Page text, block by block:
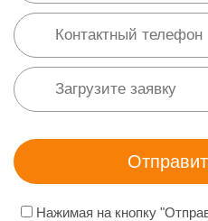
Нажимая на кнопку